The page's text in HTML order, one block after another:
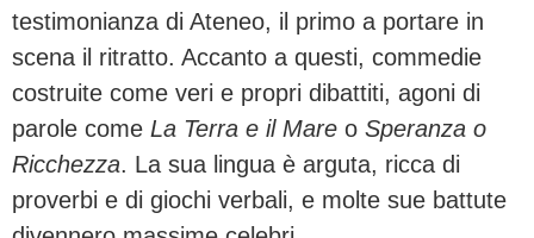
testimonianza di Ateneo, il primo a portare in
scena il ritratto. Accanto a questi, commedie
costruite come veri e propri dibattiti, agoni di
parole come La Terra e il Mare o Speranza o
Ricchezza. La sua lingua è arguta, ricca di
proverbi e di giochi verbali, e molte sue battute